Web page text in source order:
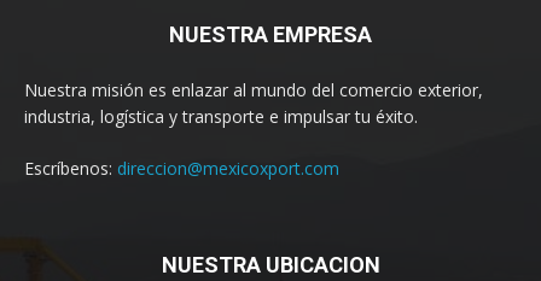
NUESTRA EMPRESA
Nuestra misión es enlazar al mundo del comercio exterior,
industria, logística y transporte e impulsar tu éxito.
Escríbenos: direccion@mexicoxport.com
NUESTRA UBICACION